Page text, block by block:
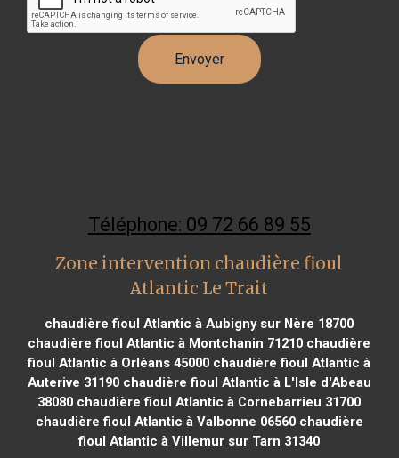
Téléphone: 09 72 66 89 55
Zone intervention chaudière fioul
Atlantic Le Trait
chaudière fioul Atlantic à Aubigny sur Nère 18700
chaudière fioul Atlantic à Montchanin 71210 chaudière
fioul Atlantic à Orléans 45000 chaudière fioul Atlantic à
Auterive 31190chaudière fioul Atlantic à L'Isle d'Abeau
38080 chaudière fioul Atlantic à Cornebarrieu 31700
chaudière fioul Atlantic à Valbonne 06560chaudière
fioul Atlantic à Villemur sur Tarn 31340